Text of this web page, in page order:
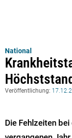
National
Veröffentlichung:
Die Fehlzeiten